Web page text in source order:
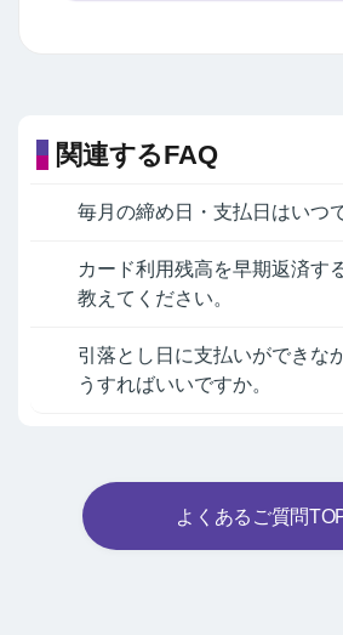
関連するFAQ
毎月の締め日・支払日はいつ
カード利用残高を早期返済す
教えてください。
引落とし日に支払いができな
うすればいいですか。
よくあるご質問